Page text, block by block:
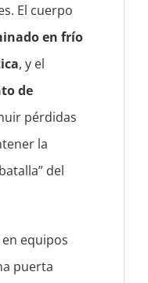
El cuerpo
en frío
, y el
de
pérdidas
la
del
equipos
puerta